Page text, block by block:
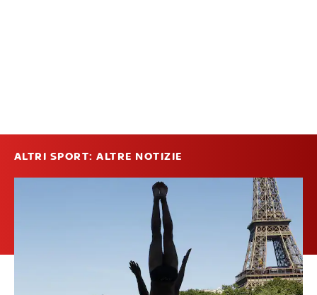
ALTRI SPORT: ALTRE NOTIZIE